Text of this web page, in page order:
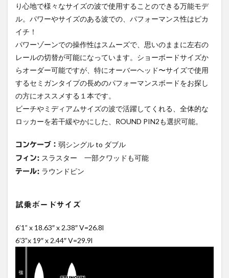
り心地で様々なサイズの波で使用することのできる万能モデ
ル。パワーやサイズのある波での、パフォーマンス性はピカ
イチ！
パワーゾーンでの操作性はスムーズで、思いのままに左右の
レールの切替が可能になっています。ショーボードサイズか
らオーダー可能ですが、特にオーバーヘッド〜サイズで使用
するセミガンタイプの長めのパフォーマンスボードをお探し
の方にオススメする１本です。
ビーチやミディアムサイズの波で活躍してくれる、全体的な
ロッカーを若干緩やかにした、ROUND PIN2も選択可能。
コンケーブ： 弱シングル to ダブル
フィン: スラスター 一部クワッドも可能
テール: ラウンドピン
試乗ボードサイズ
6’1” x 18.63″ x 2.38″ V=26.8l
6’3”x 19″ x 2.44″ V=29.9l